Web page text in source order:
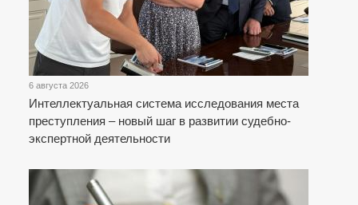
6 августа 2026
Интеллектуальная система исследования места
преступления – новый шаг в развитии судебно-
экспертной деятельности